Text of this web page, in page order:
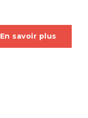
En savoir plus